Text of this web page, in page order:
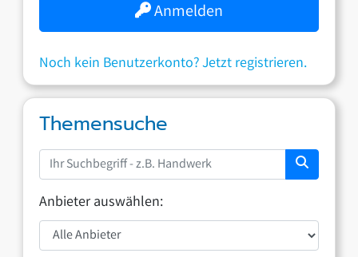
Anmelden
Noch kein Benutzerkonto? Jetzt registrieren.
Themensuche
Anbieter auswählen: